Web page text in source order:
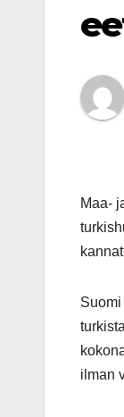
Maa-
ilman